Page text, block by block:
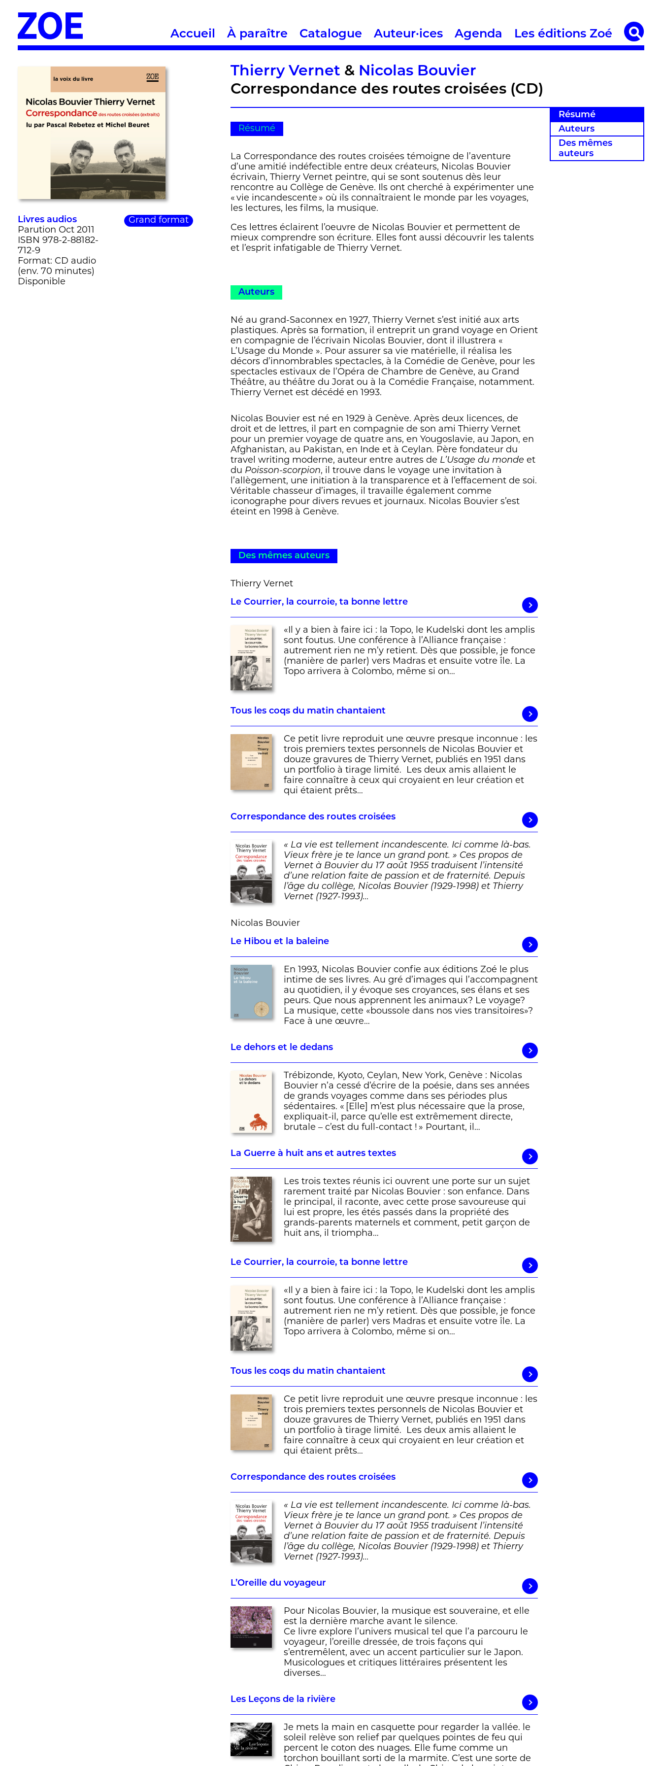
Accueil À paraître Catalogue Auteur·ices Agenda Les éditions Zoé
Livres audios
Parution Oct 2011
ISBN 978-2-88182-
712-9
Format: CD audio
(env. 70 minutes)
Disponible
Grand format
Thierry Vernet & Nicolas Bouvier
Correspondance des routes croisées (CD)
Résumé
Auteurs
Des mêmes
auteurs
Résumé
La Correspondance des routes croisées témoigne de l’aventure
d’une amitié indéfectible entre deux créateurs, Nicolas Bouvier
écrivain, Thierry Vernet peintre, qui se sont soutenus dès leur
rencontre au Collège de Genève. Ils ont cherché à expérimenter une
« vie incandescente » où ils connaîtraient le monde par les voyages,
les lectures, les films, la musique.
Ces lettres éclairent l’oeuvre de Nicolas Bouvier et permettent de
mieux comprendre son écriture. Elles font aussi découvrir les talents
et l’esprit infatigable de Thierry Vernet.
Auteurs
Né au grand-Saconnex en 1927, Thierry Vernet s’est initié aux arts
plastiques. Après sa formation, il entreprit un grand voyage en Orient
en compagnie de l’écrivain Nicolas Bouvier, dont il illustrera «
L’Usage du Monde ». Pour assurer sa vie matérielle, il réalisa les
décors d’innombrables spectacles, à la Comédie de Genève, pour les
spectacles estivaux de l’Opéra de Chambre de Genève, au Grand
Théâtre, au théâtre du Jorat ou à la Comédie Française, notamment.
Thierry Vernet est décédé en 1993.
Nicolas Bouvier est né en 1929 à Genève. Après deux licences, de
droit et de lettres, il part en compagnie de son ami Thierry Vernet
pour un premier voyage de quatre ans, en Yougoslavie, au Japon, en
Afghanistan, au Pakistan, en Inde et à Ceylan. Père fondateur du
travel writing moderne, auteur entre autres de L’Usage du monde et
du Poisson-scorpion, il trouve dans le voyage une invitation à
l’allègement, une initiation à la transparence et à l’effacement de soi.
Véritable chasseur d’images, il travaille également comme
iconographe pour divers revues et journaux. Nicolas Bouvier s’est
éteint en 1998 à Genève.
Des mêmes auteurs
Thierry Vernet
Le Courrier, la courroie, ta bonne lettre
«Il y a bien à faire ici : la Topo, le Kudelski dont les amplis
sont foutus. Une conférence à l’Alliance française :
autrement rien ne m’y retient. Dès que possible, je fonce
(manière de parler) vers Madras et ensuite votre île. La
Topo arrivera à Colombo, même si on…
Tous les coqs du matin chantaient
Ce petit livre reproduit une œuvre presque inconnue : les
trois premiers textes personnels de Nicolas Bouvier et
douze gravures de Thierry Vernet, publiés en 1951 dans
un portfolio à tirage limité. Les deux amis allaient le
faire connaître à ceux qui croyaient en leur création et
qui étaient prêts…
Correspondance des routes croisées
« La vie est tellement incandescente. Ici comme là-bas.
Vieux frère je te lance un grand pont. » Ces propos de
Vernet à Bouvier du 17 août 1955 traduisent l’intensité
d’une relation faite de passion et de fraternité. Depuis
l’âge du collège, Nicolas Bouvier (1929-1998) et Thierry
Vernet (1927-1993)…
Nicolas Bouvier
Le Hibou et la baleine
En 1993, Nicolas Bouvier confie aux éditions Zoé le plus
intime de ses livres. Au gré d’images qui l’accompagnent
au quotidien, il y évoque ses croyances, ses élans et ses
peurs. Que nous apprennent les animaux? Le voyage?
La musique, cette «boussole dans nos vies transitoires»?
Face à une œuvre…
Le dehors et le dedans
Trébizonde, Kyoto, Ceylan, New York, Genève : Nicolas
Bouvier n’a cessé d’écrire de la poésie, dans ses années
de grands voyages comme dans ses périodes plus
sédentaires. « [Elle] m’est plus nécessaire que la prose,
expliquait-il, parce qu’elle est extrêmement directe,
brutale – c’est du full-contact ! » Pourtant, il…
La Guerre à huit ans et autres textes
Les trois textes réunis ici ouvrent une porte sur un sujet
rarement traité par Nicolas Bouvier : son enfance. Dans
le principal, il raconte, avec cette prose savoureuse qui
lui est propre, les étés passés dans la propriété des
grands-parents maternels et comment, petit garçon de
huit ans, il triompha…
Le Courrier, la courroie, ta bonne lettre
«Il y a bien à faire ici : la Topo, le Kudelski dont les amplis
sont foutus. Une conférence à l’Alliance française :
autrement rien ne m’y retient. Dès que possible, je fonce
(manière de parler) vers Madras et ensuite votre île. La
Topo arrivera à Colombo, même si on…
Tous les coqs du matin chantaient
Ce petit livre reproduit une œuvre presque inconnue : les
trois premiers textes personnels de Nicolas Bouvier et
douze gravures de Thierry Vernet, publiés en 1951 dans
un portfolio à tirage limité. Les deux amis allaient le
faire connaître à ceux qui croyaient en leur création et
qui étaient prêts…
Correspondance des routes croisées
« La vie est tellement incandescente. Ici comme là-bas.
Vieux frère je te lance un grand pont. » Ces propos de
Vernet à Bouvier du 17 août 1955 traduisent l’intensité
d’une relation faite de passion et de fraternité. Depuis
l’âge du collège, Nicolas Bouvier (1929-1998) et Thierry
Vernet (1927-1993)…
L’Oreille du voyageur
Pour Nicolas Bouvier, la musique est souveraine, et elle
est la dernière marche avant le silence.
Ce livre explore l’univers musical tel que l’a parcouru le
voyageur, l’oreille dressée, de trois façons qui
s’entremêlent, avec un accent particulier sur le Japon.
Musicologues et critiques littéraires présentent les
diverses…
Les Leçons de la rivière
Je mets la main en casquette pour regarder la vallée. le
soleil relève son relief par quelques pointes de feu qui
percent le coton des nuages. Elle fume comme un
torchon bouillant sorti de la marmite. C’est une sorte de